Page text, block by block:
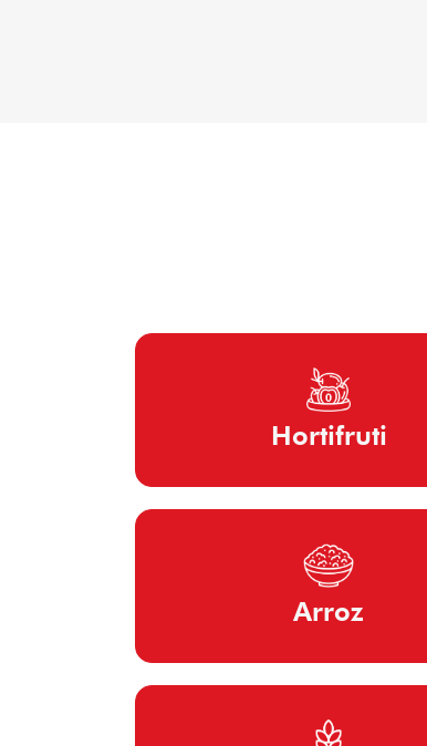
Hortifruti
Arroz